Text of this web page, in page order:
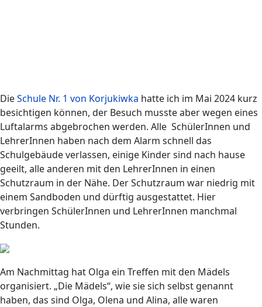
DieSchule Nr. 1 von Korjukiwka hatte ich im Mai 2024 kurz
besichtigen können, der Besuch musste aber wegen eines
Luftalarms abgebrochen werden. Alle SchülerInnen und
LehrerInnen haben nach dem Alarm schnell das
Schulgebäude verlassen, einige Kinder sind nach hause
geeilt, alle anderen mit den LehrerInnen in einen
Schutzraum in der Nähe. Der Schutzraum war niedrig mit
einem Sandboden und dürftig ausgestattet. Hier
verbringen SchülerInnen und LehrerInnen manchmal
Stunden.
Am Nachmittag hat Olga ein Treffen mit den Mädels
organisiert. „Die Mädels“, wie sie sich selbst genannt
haben, das sind Olga, Olena und Alina, alle waren